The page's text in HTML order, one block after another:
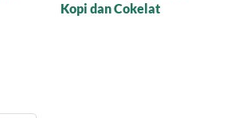
Cair Organik atau Versi